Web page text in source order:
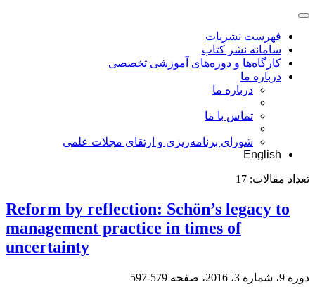
فهرست نشریات
سامانه نشر کتاب
کارگاه‌ها و دوره‌های آموزشی تخصصی
درباره ما
درباره ما
تماس با ما
شورای برنامه‌ریزی و ارتقای مجلات علمی
English
تعداد مقالات: 17
Reform by reflection: Schön’s legacy to
management practice in times of
uncertainty
دوره 9، شماره 3، 2016، صفحه 579-597